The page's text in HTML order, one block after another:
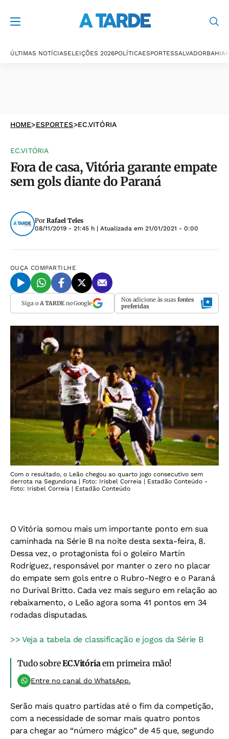
ÚLTIMAS NOTÍCIASELEIÇÕES 2026POLÍTICAESPORTESSALVADORBAHIA
HOME>ESPORTES>EC.VITÓRIA
EC.VITÓRIA
Fora de casa, Vitória garante empate
sem gols diante do Paraná
Por Rafael Teles
08/11/2019 - 21:45 h | Atualizada em 21/01/2021 - 0:00
OUÇA COMPARTILHE
Siga o A TARDEno Google Nos adicione às suas fontes
preferidas
Com o resultado, o Leão chegou ao quarto jogo consecutivo sem
derrota na Segundona | Foto: Irisbel Correia | Estadão Conteúdo -
Foto: Irisbel Correia | Estadão Conteúdo
O Vitória somou mais um importante ponto em sua
caminhada na Série B na noite desta sexta-feira, 8.
Dessa vez, o protagonista foi o goleiro Martín
Rodríguez, responsável por manter o zero no placar
do empate sem gols entre o Rubro-Negro e o Paraná
no Durival Britto. Cada vez mais seguro em relação ao
rebaixamento, o Leão agora soma 41 pontos em 34
rodadas disputadas.
>> Veja a tabela de classificação e jogos da Série B
Tudo sobreEC.Vitória em primeira mão!
Entre no canal do WhatsApp.
Serão mais quatro partidas até o fim da competição,
com a necessidade de somar mais quatro pontos
para chegar ao “número mágico” de 45 que, segundo